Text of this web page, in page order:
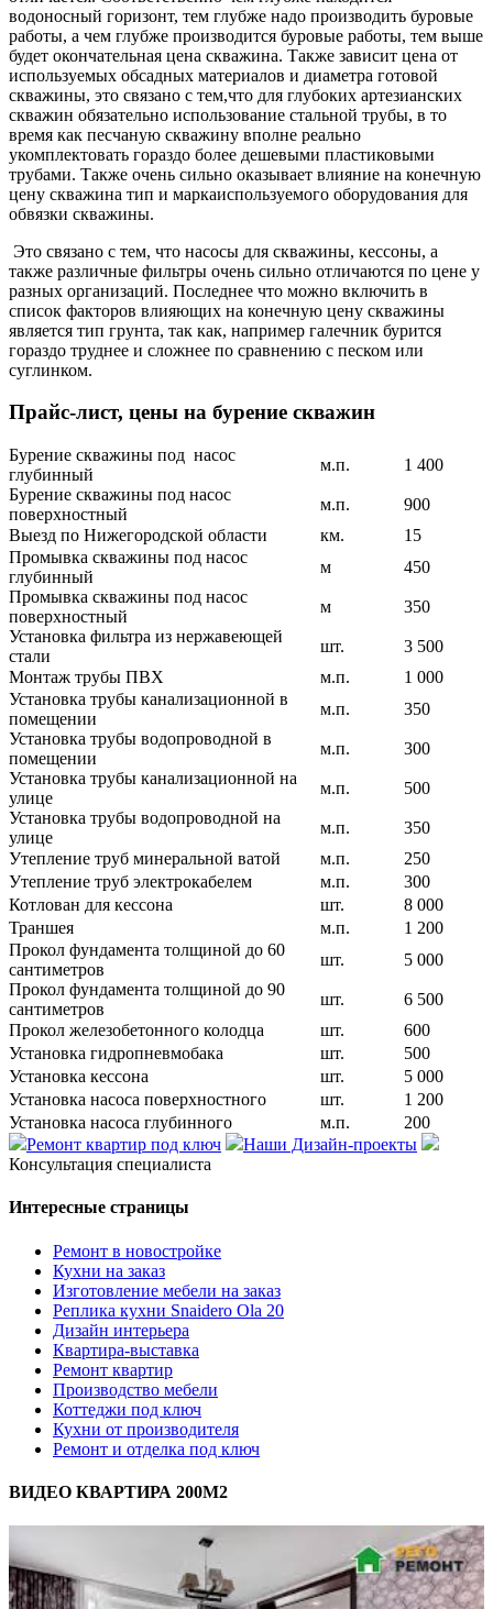
водоносный горизонт, тем глубже надо производить буровые
работы, а чем глубже производится буровые работы, тем выше
будет окончательная цена скважина. Также зависит цена от
используемых обсадных материалов и диаметра готовой
скважины, это связано с тем,что для глубоких артезианских
скважин обязательно использование стальной трубы, в то
время как песчаную скважину вполне реально
укомплектовать гораздо более дешевыми пластиковыми
трубами. Также очень сильно оказывает влияние на конечную
цену скважина тип и маркаиспользуемого оборудования для
обвязки скважины.
Это связано с тем, что насосы для скважины, кессоны, а
также различные фильтры очень сильно отличаются по цене у
разных организаций. Последнее что можно включить в
список факторов влияющих на конечную цену скважины
является тип грунта, так как, например галечник бурится
гораздо труднее и сложнее по сравнению с песком или
суглинком.
Прайс-лист, цены на бурение скважин
Бурение скважины под насос
глубинный
м.п.
1 400
Бурение скважины под насос
поверхностный
м.п.
900
Выезд по Нижегородской области
км.
15
Промывка скважины под насос
глубинный
м
450
Промывка скважины под насос
поверхностный
м
350
Установка фильтра из нержавеющей
стали
шт.
3 500
Монтаж трубы ПВХ
м.п.
1 000
Установка трубы канализационной в
помещении
м.п.
350
Установка трубы водопроводной в
помещении
м.п.
300
Установка трубы канализационной на
улице
м.п.
500
Установка трубы водопроводной на
улице
м.п.
350
Утепление труб минеральной ватой
м.п.
250
Утепление труб электрокабелем
м.п.
300
Котлован для кессона
шт.
8 000
Траншея
м.п.
1 200
Прокол фундамента толщиной до 60
сантиметров
шт.
5 000
Прокол фундамента толщиной до 90
сантиметров
шт.
6 500
Прокол железобетонного колодца
шт.
600
Установка гидропневмобака
шт.
500
Установка кессона
шт.
5 000
Установка насоса поверхностного
шт.
1 200
Установка насоса глубинного
м.п.
200
Ремонт квартир под ключ
Наши Дизайн-проекты
Консультация специалиста
Интересные страницы
Ремонт в новостройке
Кухни на заказ
Изготовление мебели на заказ
Реплика кухни Snaidero Ola 20
Дизайн интерьера
Квартира-выставка
Ремонт квартир
Производство мебели
Коттеджи под ключ
Кухни от производителя
Ремонт и отделка под ключ
ВИДЕО КВАРТИРА 200М2